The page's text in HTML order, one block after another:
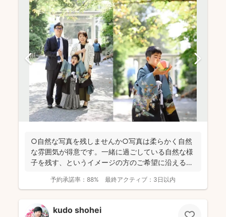
○自然な写真を残しませんか○写真は柔らかく自然
な雰囲気が得意です。一緒に過ごしている自然な様
子を残す、というイメージの方のご希望に沿えるか
予約承諾率： 88% 最終アクティブ： 3日以内
kudo shohei